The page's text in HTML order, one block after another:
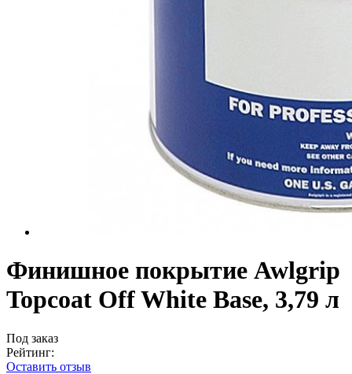
Финишное покрытие Awlgrip
Topcoat Off White Base, 3,79 л
Под заказ
Рейтинг:
Оставить отзыв